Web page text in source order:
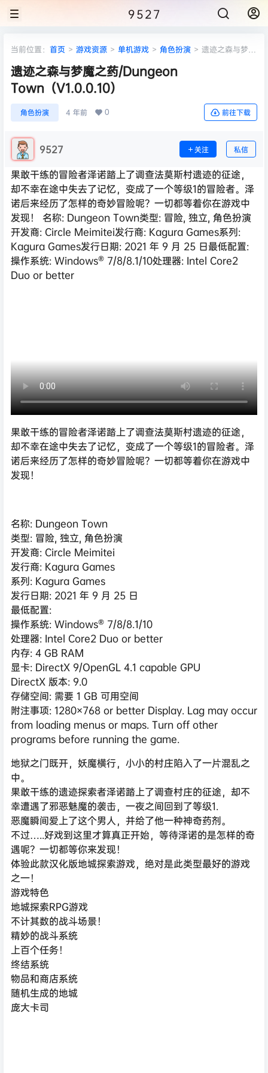
9527
当前位置： 首页 > 游戏资源 > 单机游戏 > 角色扮演 > 遗迹之森与梦魔
遗迹之森与梦魔之药/Dungeon
Town（V1.0.0.10）
角色扮演 4 年前 0 前往下载
9527 关注 私信
果敢干练的冒险者泽诺踏上了调查法莫斯村遗迹的征途，
却不幸在途中失去了记忆，变成了一个等级1的冒险者。泽
诺后来经历了怎样的奇妙冒险呢？一切都等着你在游戏中
发现！ 名称: Dungeon Town类型: 冒险, 独立, 角色扮演
开发商: Circle Meimitei发行商: Kagura Games系列:
Kagura Games发行日期: 2021 年 9 月 25 日最低配置:
操作系统: Windows® 7/8/8.1/10处理器: Intel Core2
Duo or better
果敢干练的冒险者泽诺踏上了调查法莫斯村遗迹的征途，
却不幸在途中失去了记忆，变成了一个等级1的冒险者。泽
诺后来经历了怎样的奇妙冒险呢？一切都等着你在游戏中
发现！
名称: Dungeon Town
类型: 冒险, 独立, 角色扮演
开发商: Circle Meimitei
发行商: Kagura Games
系列: Kagura Games
发行日期: 2021 年 9 月 25 日
最低配置:
操作系统: Windows® 7/8/8.1/10
处理器: Intel Core2 Duo or better
内存: 4 GB RAM
显卡: DirectX 9/OpenGL 4.1 capable GPU
DirectX 版本: 9.0
存储空间: 需要 1 GB 可用空间
附注事项: 1280×768 or better Display. Lag may occur
from loading menus or maps. Turn off other
programs before running the game.
地狱之门既开，妖魔横行，小小的村庄陷入了一片混乱之
中。
果敢干练的遗迹探索者泽诺踏上了调查村庄的征途，却不
幸遭遇了邪恶魅魔的袭击，一夜之间回到了等级1.
恶魔瞬间爱上了这个男人，并给了他一种神奇药剂。
不过…..好戏到这里才算真正开始，等待泽诺的是怎样的奇
遇呢？一切都等你来发现！
体验此款汉化版地城探索游戏，绝对是此类型最好的游戏
之一！
游戏特色
地城探索RPG游戏
不计其数的战斗场景！
精妙的战斗系统
上百个任务！
终结系统
物品和商店系统
随机生成的地城
庞大卡司